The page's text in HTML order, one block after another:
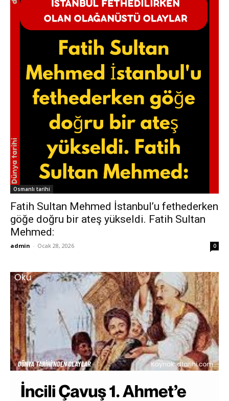
Osmanlı tarihi
Fatih Sultan Mehmed İstanbul’u fethederken
göğe doğru bir ateş yükseldi. Fatih Sultan
Mehmed:
admin - Ocak 28, 2026 0